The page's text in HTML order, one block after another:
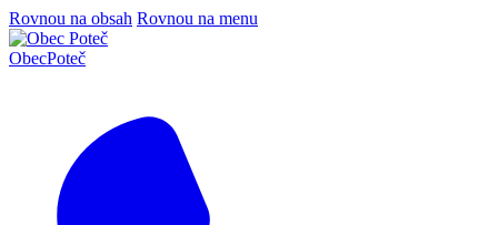
Rovnou na obsah Rovnou na menu
ObecPoteč